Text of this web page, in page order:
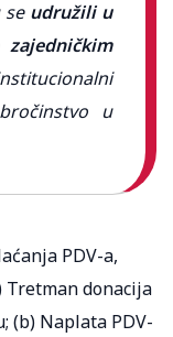
seudružili u
zajedničkim
u
PDV-a,
Tretman donacija
(b) Naplata PDV-